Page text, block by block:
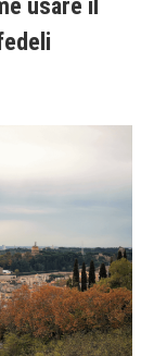
usare il